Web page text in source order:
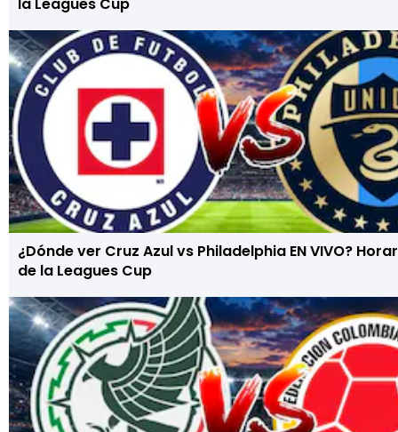
¿Dónde ver Cruz Azul vs Philadelphia EN VIVO?
de la Leagues Cup